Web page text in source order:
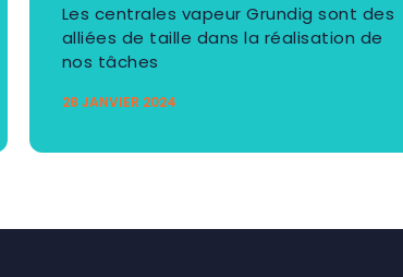
Les centrales vapeur Grundig sont des
alliées de taille dans la réalisation de
nos tâches
28 JANVIER 2024